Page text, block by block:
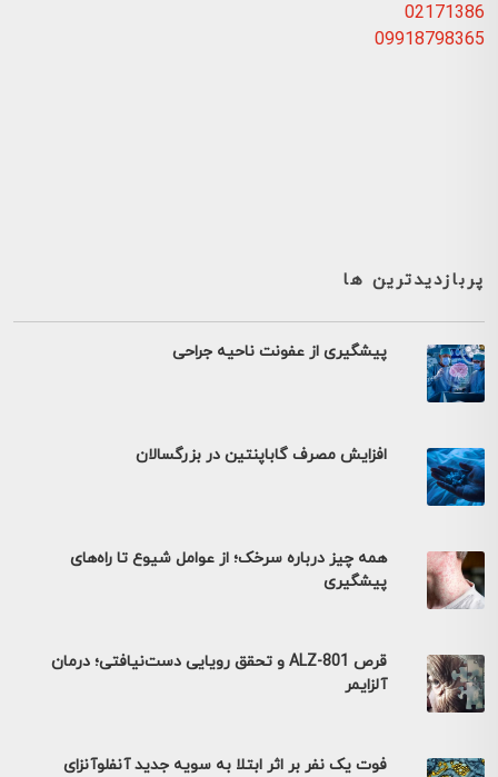
02171386
09918798365
پربازدیدترین ها
پیشگیری از عفونت ناحیه جراحی
افزایش مصرف گاباپنتین در بزرگسالان
همه چیز درباره سرخک؛ از عوامل شیوع تا راه‌های
پیشگیری
قرص ALZ-801 و تحقق رویایی دست‌نیافتی؛ درمان
آلزایمر
فوت یک نفر بر اثر ابتلا به سویه جدید آنفلوآنزای